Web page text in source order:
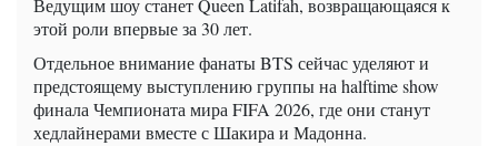
Ведущим шоу станет Queen Latifah, возвращающаяся к
этой роли впервые за 30 лет.
Отдельное внимание фанаты BTS сейчас уделяют и
предстоящему выступлению группы на halftime show
финала Чемпионата мира FIFA 2026, где они станут
хедлайнерами вместе с Шакира и Мадонна.